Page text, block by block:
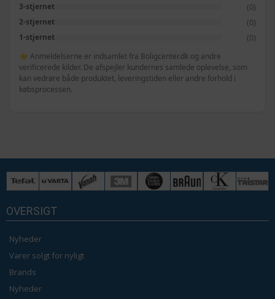
3-stjernet (0)
2-stjernet (0)
1-stjernet (0)
⭐ Anmeldelserne er indsamlet fra Boligcenter.dk og andre
verificerede kilder. De afspejler kundernes samlede oplevelse, som
kan vedrøre både produktet, leveringstiden eller andre forhold i
købsprocessen.
OVERSIGT
Nyheder
Varer solgt for nyligt
Brands
Nyheder